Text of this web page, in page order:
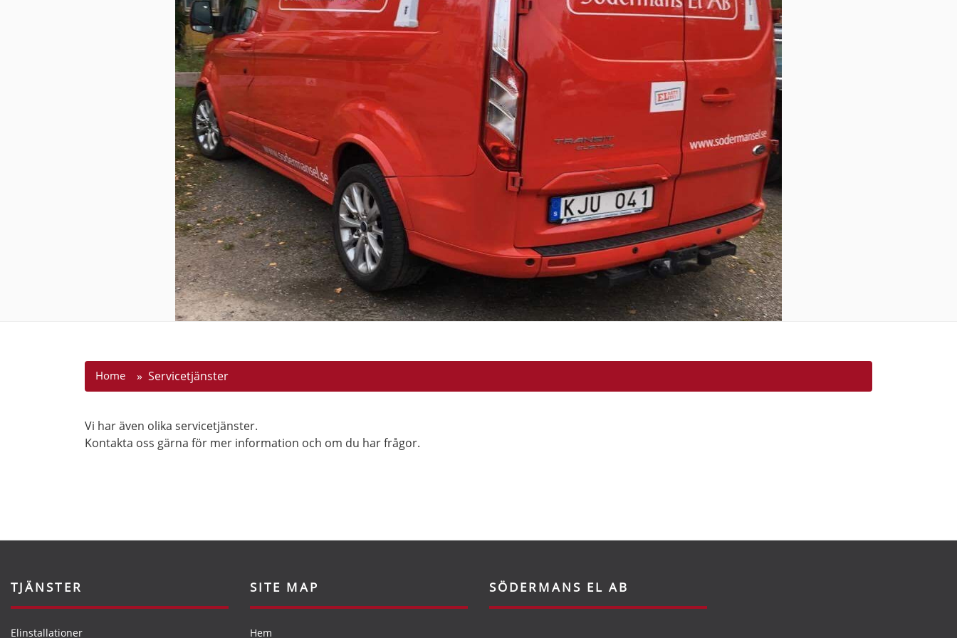
Home » Servicetjänster
Vi har även olika servicetjänster.
Kontakta oss gärna för mer information och om du har frågor.
TJÄNSTER
Elinstallationer
SITE MAP
Hem
SÖDERMANS EL AB